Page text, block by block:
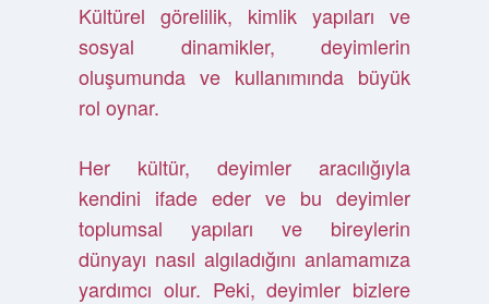
Kültürel görelilik, kimlik yapıları ve
sosyal dinamikler, deyimlerin
oluşumunda ve kullanımında büyük
rol oynar.
Her kültür, deyimler aracılığıyla
kendini ifade eder ve bu deyimler
toplumsal yapıları ve bireylerin
dünyayı nasıl algıladığını anlamamıza
yardımcı olur. Peki, deyimler bizlere